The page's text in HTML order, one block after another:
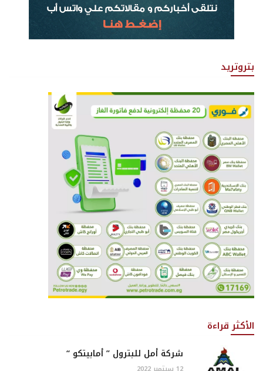
بتروتريد
الأكثر قراءة
شركة أمل للبترول ” أمابيتكو “